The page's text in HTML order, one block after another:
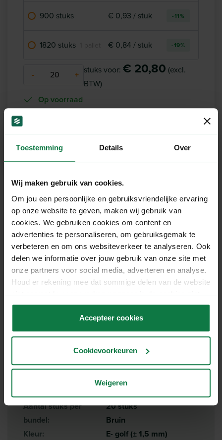
Toestemming Details Over
Wij maken gebruik van cookies.
Om jou een persoonlijke en gebruiksvriendelijke ervaring
op onze website te geven, maken wij gebruik van
cookies. We gebruiken cookies om content en
advertenties te personaliseren, om gebruiksgemak te
verbeteren en om ons websiteverkeer te analyseren. Ook
delen we informatie over jouw gebruik van onze site met
onze partners voor social media, adverteren en analyse.
Houd er rekening mee dat sommige delen van de website
accepteert.
Accepteer cookies
Cookievoorkeuren
Weigeren
900 stuks € 0,93 / stuk -11%
1820 stuks € 0,84 / stuk -19%
- + stuks voor: € 20,80 (excl.
BTW)
Op voorraad
Dezelfde werkdag verzonden
bij bestellingen vóór 15:00
Productomschrijving
Deze ColomPac verzenddoos is een stevige en
praktische oplossing voor het verzenden van
diverse producten. Het sterke karton zorgt voor
een goede bescherming tijdens transport.
efficiënt en veilig willen verzenden.
Specificaties
Lengte:
Aantal stuks per
bundel:
Kleur:
29.4 cm
19.4 cm
20 stuks
Bruin
E- golf (± 1,5 mm)